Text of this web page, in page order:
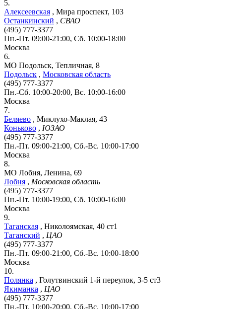
5.
Алексеевская , Мира проспект, 103
Останкинский , СВАО
(495) 777-3377
Пн.-Пт. 09:00-21:00, Сб. 10:00-18:00
Москва
6.
МО Подольск, Тепличная, 8
Подольск , Московская область
(495) 777-3377
Пн.-Сб. 10:00-20:00, Вс. 10:00-16:00
Москва
7.
Беляево , Миклухо-Маклая, 43
Коньково , ЮЗАО
(495) 777-3377
Пн.-Пт. 09:00-21:00, Сб.-Вс. 10:00-17:00
Москва
8.
МО Лобня, Ленина, 69
Лобня , Московская область
(495) 777-3377
Пн.-Пт. 10:00-19:00, Сб. 10:00-16:00
Москва
9.
Таганская , Николоямская, 40 ст1
Таганский , ЦАО
(495) 777-3377
Пн.-Пт. 09:00-21:00, Сб.-Вс. 10:00-18:00
Москва
10.
Полянка , Голутвинский 1-й переулок, 3-5 ст3
Якиманка , ЦАО
(495) 777-3377
Пн.-Пт. 10:00-20:00, Сб.-Вс. 10:00-17:00